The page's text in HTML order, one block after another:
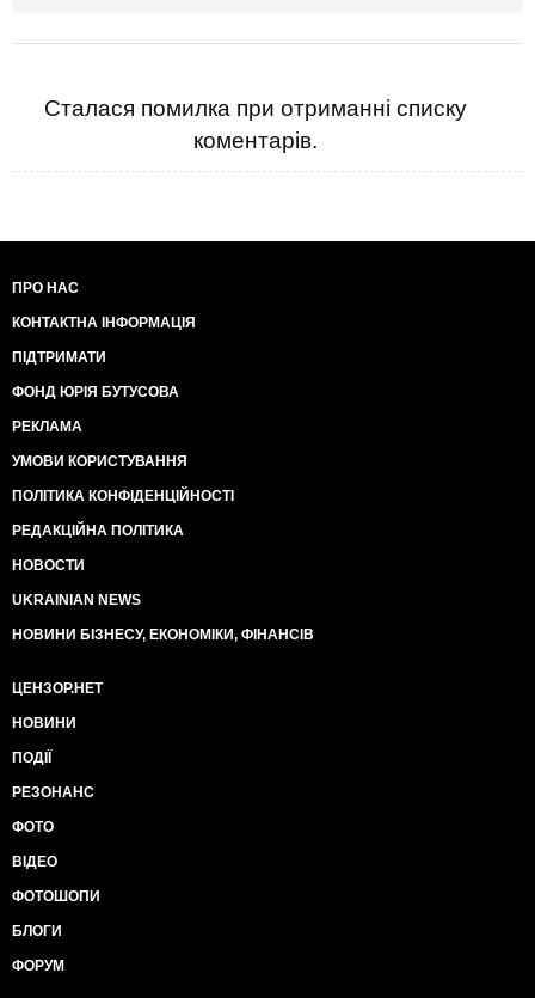
представники російської федерації . А хто це буде
ми подивимось" - заявив Зеленський Про те, що
мощний лідор сам собі заборонив спілкуватися з
Сталася помилка при отриманні списку
коментарів.
ПРО НАС
КОНТАКТНА ІНФОРМАЦІЯ
ПІДТРИМАТИ
ФОНД ЮРІЯ БУТУСОВА
РЕКЛАМА
УМОВИ КОРИСТУВАННЯ
ПОЛІТИКА КОНФІДЕНЦІЙНОСТІ
РЕДАКЦІЙНА ПОЛІТИКА
НОВОСТИ
UKRAINIAN NEWS
НОВИНИ БІЗНЕСУ, ЕКОНОМІКИ, ФІНАНСІВ
ЦЕНЗОР.НЕТ
НОВИНИ
ПОДІЇ
РЕЗОНАНС
ФОТО
ВІДЕО
ФОТОШОПИ
БЛОГИ
ФОРУМ